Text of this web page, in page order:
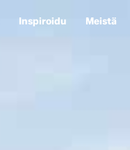
Inspiroidu Meistä